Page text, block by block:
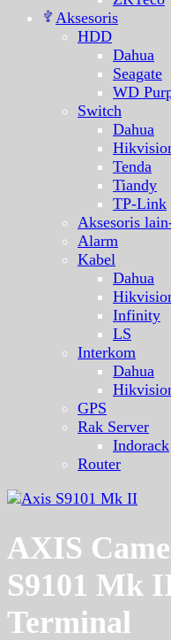
Aksesoris
HDD
Dahua
Seagate
WD
Switch
Dahua
Tenda
Tiandy
TP-Link
Aksesoris
Alarm
Kabel
Dahua
Infinity
LS
Interkom
Dahua
GPS
Rak Server
Indorack
Router
AXIS
S9101 Mk
Terminal